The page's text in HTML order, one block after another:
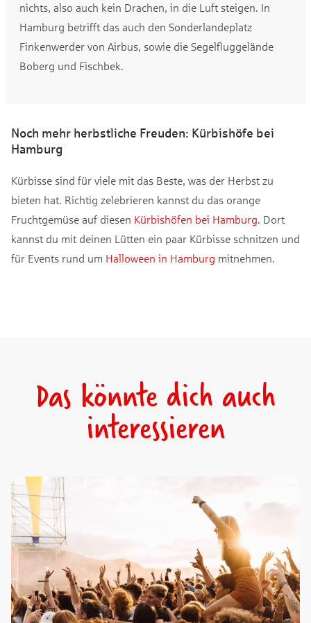
nichts, also auch kein Drachen, in die Luft steigen. In
Hamburg betrifft das auch den Sonderlandeplatz
Finkenwerder von Airbus, sowie die Segelfluggelände
Boberg und Fischbek.
Noch mehr herbstliche Freuden: Kürbishöfe bei
Hamburg
Kürbisse sind für viele mit das Beste, was der Herbst zu
bieten hat. Richtig zelebrieren kannst du das orange
Fruchtgemüse auf diesen Kürbishöfen bei Hamburg. Dort
kannst du mit deinen Lütten ein paar Kürbisse schnitzen und
für Events rund um Halloween in Hamburg mitnehmen.
Das könnte dich auch
interessieren